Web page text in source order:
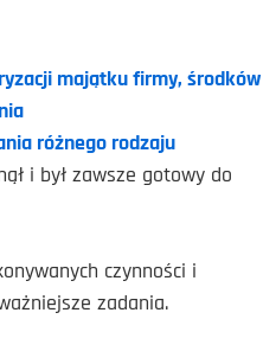
majątku firmy, środków
różnego rodzaju
i był zawsze gotowy do
czynności i
zadania.